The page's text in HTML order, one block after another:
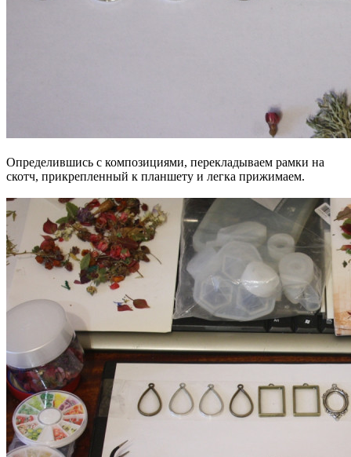
Определившись с композициями, перекладываем рамки на
скотч, прикрепленный к планшету и легка прижимаем.